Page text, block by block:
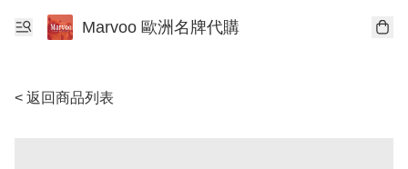
Marvoo 歐洲名牌代購
< 返回商品列表